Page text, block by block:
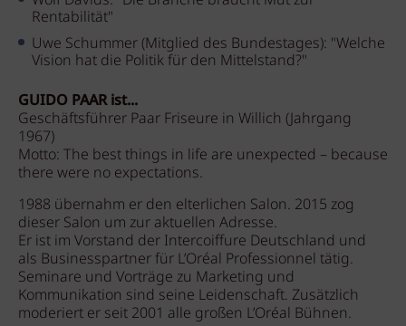
Rentabilität"
Uwe Schummer (Mitglied des Bundestages): "Welche
Vision hat die Politik für den Mittelstand?"
GUIDO PAAR ist...
Geschäftsführer Paar Friseure in Willich (Jahrgang
1967)
Motto: The best things in life are unexpected – because
there were no expectations.
1988 übernahm er den elterlichen Salon. 2015 zog
dieser Salon um zur aktuellen Adresse.
Er ist im Vorstand der Intercoiffure Deutschland und
als Businesspartner für L’Oréal Professionnel tätig.
Seminare und Vorträge zu Marketing und
Kommunikation sind seine Leidenschaft. Zusätzlich
moderiert er seit 2001 alle großen L’Oréal Bühnen.